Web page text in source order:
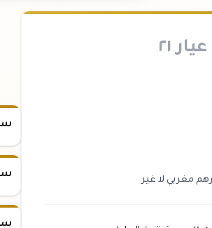
عيار ٢١
مغربي لا غير